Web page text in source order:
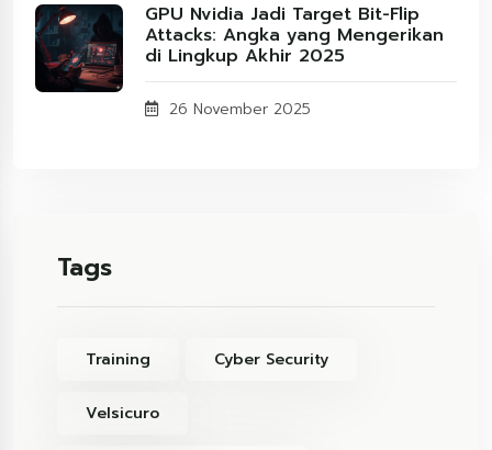
GPU Nvidia Jadi Target Bit-Flip
Attacks: Angka yang Mengerikan
di Lingkup Akhir 2025
26 November 2025
Tags
Training Cyber Security
Velsicuro